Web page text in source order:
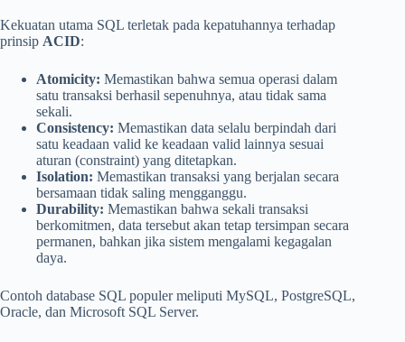
Kekuatan utama SQL terletak pada kepatuhannya terhadap
prinsip ACID:
Atomicity: Memastikan bahwa semua operasi dalam
satu transaksi berhasil sepenuhnya, atau tidak sama
sekali.
Consistency: Memastikan data selalu berpindah dari
satu keadaan valid ke keadaan valid lainnya sesuai
aturan (constraint) yang ditetapkan.
Isolation: Memastikan transaksi yang berjalan secara
bersamaan tidak saling mengganggu.
Durability: Memastikan bahwa sekali transaksi
berkomitmen, data tersebut akan tetap tersimpan secara
permanen, bahkan jika sistem mengalami kegagalan
daya.
Contoh database SQL populer meliputi MySQL, PostgreSQL,
Oracle, dan Microsoft SQL Server.